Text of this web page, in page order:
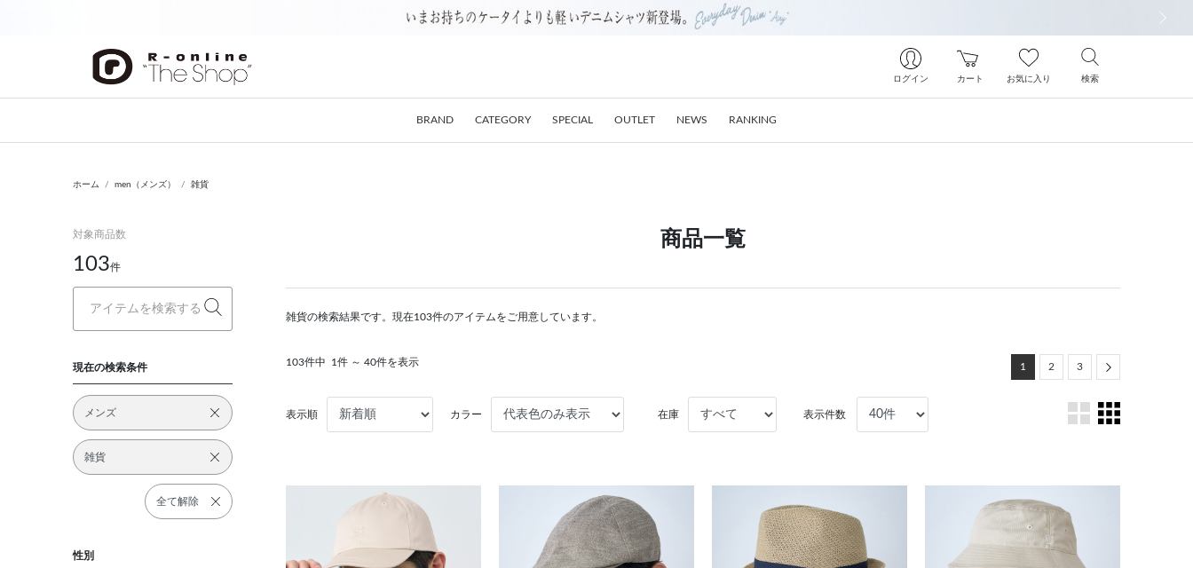
ログイン カート お気に入り 検索
BRAND CATEGORY SPECIAL OUTLET NEWS RANKING
ホーム men（メンズ） 雑貨
対象商品数
103件
現在の検索条件
メンズ
雑貨
全て解除
性別
商品一覧
雑貨の検索結果です。現在103件のアイテムをご用意しています。
103件中 1件 ～ 40件を表示 1 2 3 Next
表示順 カラー 在庫 表示件数